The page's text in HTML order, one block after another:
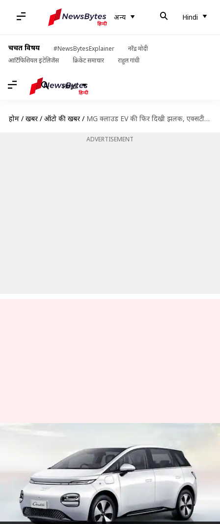
अन्य Hindi
चर्चित विषय #NewsBytesExplainer
नरेंद्र मोदी
आर्टिफिशियल इंटेलिजेंस
क्रिकेट समाचार राहुल गांधी
Hindi
होम / खबरें / ऑटो की खबरें / MG क्लाउड EV की फिर दिखी झलक, एक्सटीरियर को लेकर मिली नई जानकारी
ADVERTISEMENT
MG क्लाउड EV की फिर दिखी
झलक, एक्सटीरियर को लेकर मिली
नई जानकारी
दिनेश चंद शर्मा Jul 21, 2024 11:45 am
क्या है खबर?